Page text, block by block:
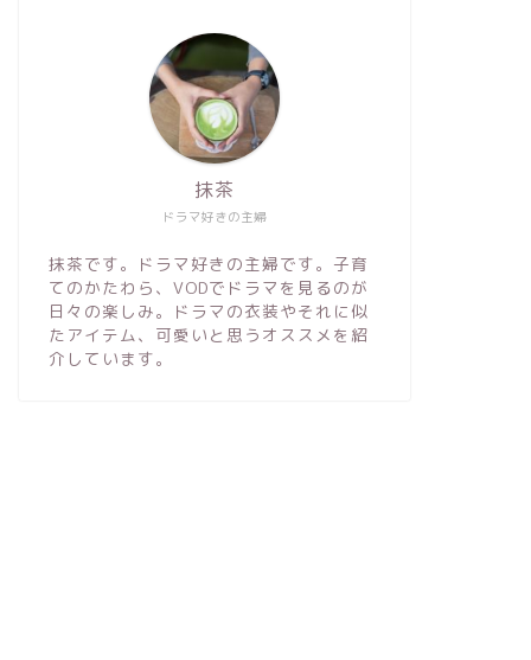
ドラマ好きの主婦
抹茶
抹茶です。ドラマ好きの主婦です。子育
てのかたわら、VODでドラマを見るのが
日々の楽しみ。ドラマの衣装やそれに似
たアイテム、可愛いと思うオススメを紹
介しています。